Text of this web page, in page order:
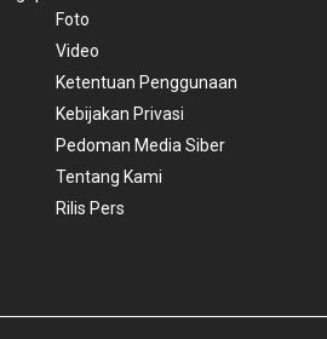
Foto
Video
Ketentuan Penggunaan
Kebijakan Privasi
Pedoman Media Siber
Tentang Kami
Rilis Pers